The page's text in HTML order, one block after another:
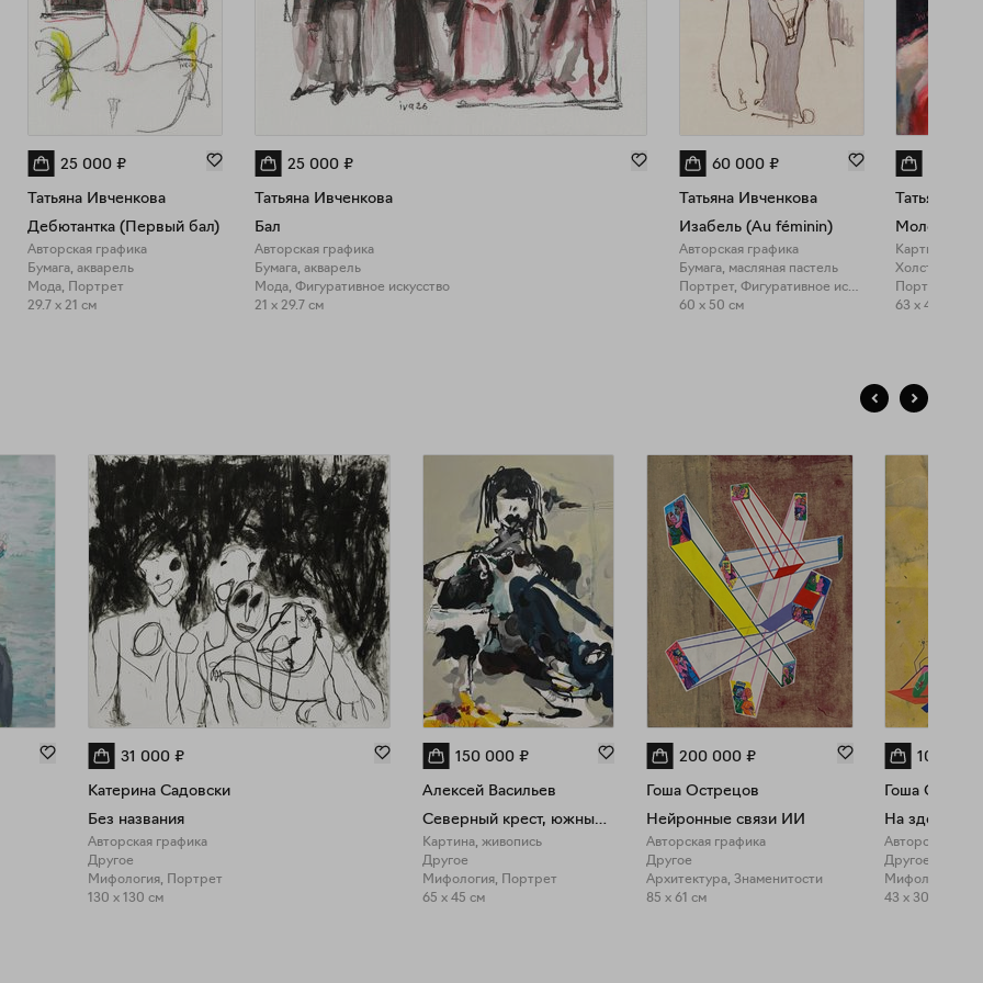
25 000 ₽
Татьяна Ивченкова
Дебютантка (Первый бал)
Авторская графика
Бумага, акварель
Мода, Портрет
29.7 x 21 см
25 000 ₽
Татьяна Ивченкова
Бал
Авторская графика
Бумага, акварель
Мода, Фигуративное искусство
21 x 29.7 см
60 000 ₽
Татьяна Ивченкова
Изабель (Au féminin)
Авторская графика
Бумага, масляная пастель
Портрет, Фигуративное искусство
60 x 50 см
Татьяна
Молодой
Картина,
Холст, масло
63 x 45 см
31 000 ₽
Катерина Садовски
Без названия
Авторская графика
Другое
Мифология, Портрет
130 x 130 см
150 000 ₽
Алексей Васильев
Северный крест, южный крест. Мексиканская картина
Картина, живопись
Другое
Мифология, Портрет
65 x 45 см
200 000 ₽
Гоша Острецов
Нейронные связи ИИ
Авторская графика
Другое
Архитектура, Знаменитости
85 x 61 см
100 000
Гоша
На здоровье
Авторская
Другое
Мифология,
43 x 30 см